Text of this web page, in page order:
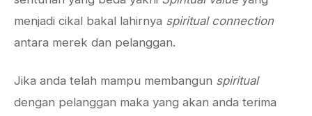
menjadi cikal bakal lahirnya spiritual connection
antara merek dan pelanggan.
Jika anda telah mampu membangun spiritual
dengan pelanggan maka yang akan anda terima